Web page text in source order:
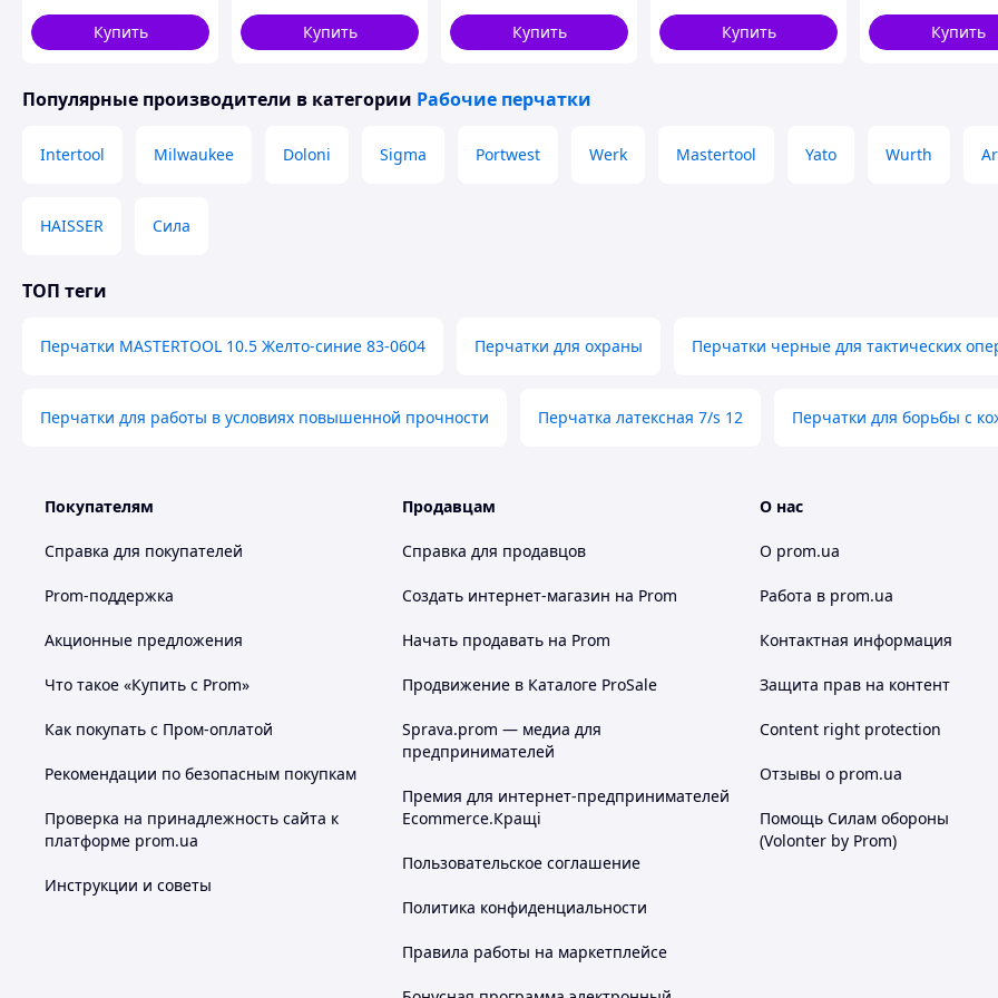
Купить
Купить
Купить
Купить
Купить
Популярные производители в категории Рабочие перчатки
Intertool Milwaukee Doloni Sigma Portwest Werk Mastertool Yato Wurth
HAISSER Сила
ТОП теги
Перчатки MASTERTOOL 10.5 Желто-синие 83-0604 Перчатки для охраны Перчатки черные для тактических
Перчатки для работы в условиях повышенной прочности Перчатка латексная 7/s 12 Перчатки для борьбы с
Покупателям
Справка для покупателей
Prom-поддержка
Акционные предложения
Что такое «Купить с Prom»
Как покупать с Пром-оплатой
Рекомендации по безопасным покупкам
Проверка на принадлежность сайта к
платформе prom.ua
Инструкции и советы
Продавцам
Справка для продавцов
Создать интернет-магазин на Prom
Начать продавать на Prom
Продвижение в Каталоге ProSale
Sprava.prom — медиа для
предпринимателей
Премия для интернет-предпринимателей
Ecommerce.Кращі
Пользовательское соглашение
Политика конфиденциальности
Правила работы на маркетплейсе
О нас
О prom.ua
Работа в prom.ua
Контактная информация
Защита прав на контент
Content right protection
Отзывы о prom.ua
Помощь Силам обороны
(Volonter by Prom)